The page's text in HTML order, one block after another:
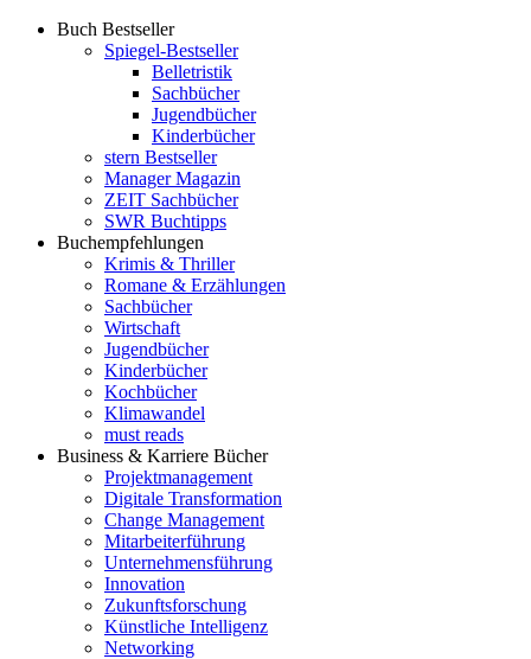
Buch Bestseller
Spiegel-Bestseller
Belletristik
Sachbücher
Jugendbücher
Kinderbücher
stern Bestseller
Manager Magazin
ZEIT Sachbücher
SWR Buchtipps
Buchempfehlungen
Krimis & Thriller
Romane & Erzählungen
Sachbücher
Wirtschaft
Jugendbücher
Kinderbücher
Kochbücher
Klimawandel
must reads
Business & Karriere Bücher
Projektmanagement
Digitale Transformation
Change Management
Mitarbeiterführung
Unternehmensführung
Innovation
Zukunftsforschung
Künstliche Intelligenz
Networking